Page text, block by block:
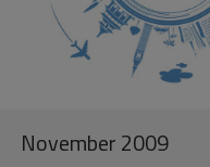
November 2009